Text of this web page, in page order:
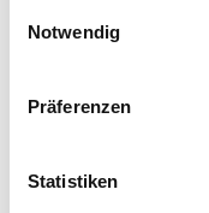
gelistet.
Notwendig
Präferenzen
Statistiken